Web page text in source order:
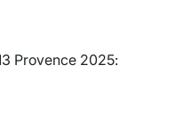
Provence 2025: